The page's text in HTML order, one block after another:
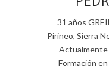
31 años
Pirineo, Sierra
Actualmente
Formación